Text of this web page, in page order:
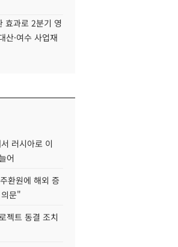
효과로 2분기 영
산·여수 사업재
러시아로 이
어
환원에 해외 증
문"
젝트 동결 조치